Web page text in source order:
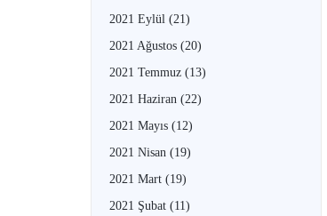
2021 Eylül (21)
2021 Ağustos (20)
2021 Temmuz (13)
2021 Haziran (22)
2021 Mayıs (12)
2021 Nisan (19)
2021 Mart (19)
2021 Şubat (11)